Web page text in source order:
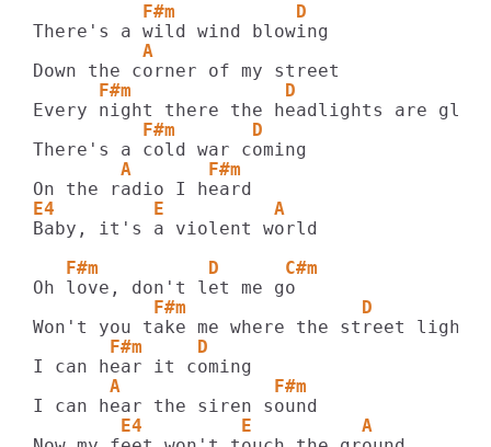
          F#m           D
          A
      F#m              D               A
          F#m       D
        A       F#m
E4         E          A
Baby, it's a violent world
   F#m          D      C#m
F#m                D
       F#m     D
       A              F#m
        E4         E          A